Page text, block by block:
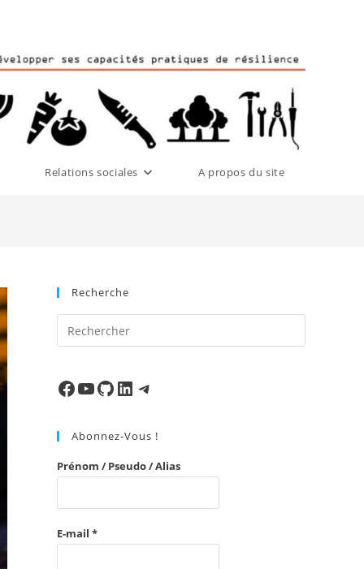
Relations sociales A propos du site
Recherche
Escape
Facebook
Ma chaineMon Repo GithubLinkedInTelegram
Abonnez-Vous !
Prénom / Pseudo / Alias
E-mail *